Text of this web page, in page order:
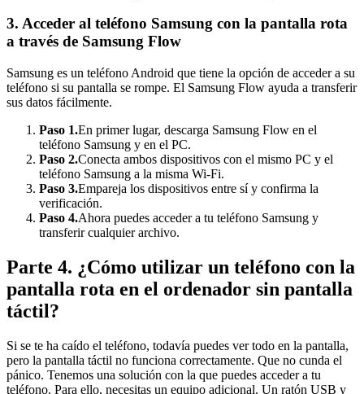
3. Acceder al teléfono Samsung con la pantalla rota
a través de Samsung Flow
Samsung es un teléfono Android que tiene la opción de acceder a su
teléfono si su pantalla se rompe. El Samsung Flow ayuda a transferir
sus datos fácilmente.
Paso 1.En primer lugar, descarga Samsung Flow en el
teléfono Samsung y en el PC.
Paso 2.Conecta ambos dispositivos con el mismo PC y el
teléfono Samsung a la misma Wi-Fi.
Paso 3.Empareja los dispositivos entre sí y confirma la
verificación.
Paso 4.Ahora puedes acceder a tu teléfono Samsung y
transferir cualquier archivo.
Parte 4. ¿Cómo utilizar un teléfono con la
pantalla rota en el ordenador sin pantalla
táctil?
Si se te ha caído el teléfono, todavía puedes ver todo en la pantalla,
pero la pantalla táctil no funciona correctamente. Que no cunda el
pánico. Tenemos una solución con la que puedes acceder a tu
teléfono. Para ello, necesitas un equipo adicional. Un ratón USB y